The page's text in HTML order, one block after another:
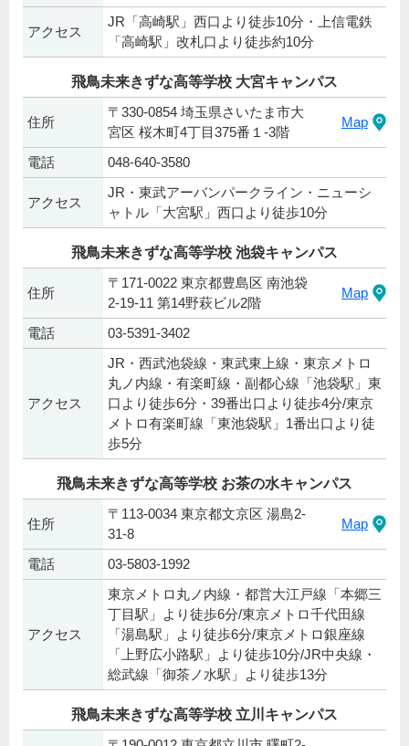
アクセス
JR「高崎駅」西口より徒歩10分・上信電鉄
「高崎駅」改札口より徒歩約10分
飛鳥未来きずな高等学校 大宮キャンパス
住所
〒330-0854 埼玉県さいたま市大
宮区 桜木町4丁目375番１-3階
Map
電話 048-640-3580
アクセス
JR・東武アーバンパークライン・ニューシ
ャトル「大宮駅」西口より徒歩10分
飛鳥未来きずな高等学校 池袋キャンパス
住所
〒171-0022 東京都豊島区 南池袋
2-19-11 第14野萩ビル2階
Map
電話 03-5391-3402
アクセス
JR・西武池袋線・東武東上線・東京メトロ
丸ノ内線・有楽町線・副都心線「池袋駅」東
口より徒歩6分・39番出口より徒歩4分/東京
メトロ有楽町線「東池袋駅」1番出口より徒
歩5分
飛鳥未来きずな高等学校 お茶の水キャンパス
住所
〒113-0034 東京都文京区 湯島2-
31-8
Map
電話 03-5803-1992
アクセス
東京メトロ丸ノ内線・都営大江戸線「本郷三
丁目駅」より徒歩6分/東京メトロ千代田線
「湯島駅」より徒歩6分/東京メトロ銀座線
「上野広小路駅」より徒歩10分/JR中央線・
総武線「御茶ノ水駅」より徒歩13分
飛鳥未来きずな高等学校 立川キャンパス